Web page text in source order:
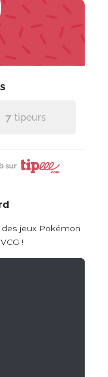
7 tipeurs
sur
jeux Pokémon
!